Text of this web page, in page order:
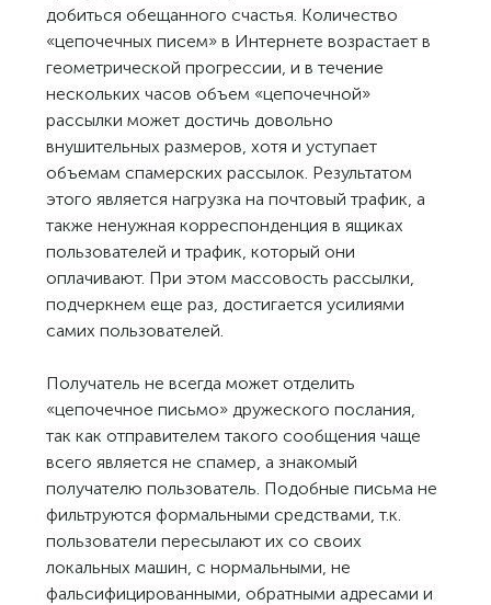
добиться обещанного счастья. Количество
«цепочечных писем» в Интернете возрастает в
геометрической прогрессии, и в течение
нескольких часов объем «цепочечной»
рассылки может достичь довольно
внушительных размеров, хотя и уступает
объемам спамерских рассылок. Результатом
этого является нагрузка на почтовый трафик, а
также ненужная корреспонденция в ящиках
пользователей и трафик, который они
оплачивают. При этом массовость рассылки,
подчеркнем еще раз, достигается усилиями
самих пользователей.
Получатель не всегда может отделить
«цепочечное письмо» дружеского послания,
так как отправителем такого сообщения чаще
всего является не спамер, а знакомый
получателю пользователь. Подобные письма не
фильтруются формальными средствами, т.к.
пользователи пересылают их со своих
локальных машин, с нормальными, не
фальсифицированными, обратными адресами и